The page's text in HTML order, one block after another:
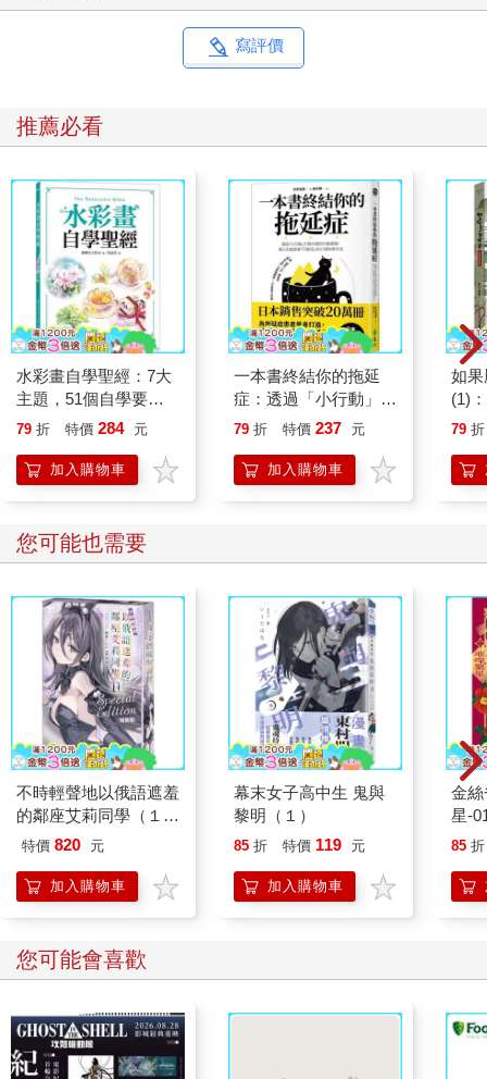
寫評價
推薦必看
水彩畫自學聖經：7大
主題，51個自學要
點，一本最全面的水彩
79 折 特價 284 元
加入購物車
一本書終結你的拖延
症：透過「小行動」打
開大腦的行動開關，懶
的37個科學方法
79 折 特價 237 元
加入購物車
如
(1)
漫
79 折
您可能也需要
不時輕聲地以俄語遮羞
的鄰座艾莉同學（１
１）【特裝版】
特價 820 元
加入購物車
幕末女子高中生 鬼與
黎明（１）
85 折 特價 119 元
加入購物車
金
星-
85 折
您可能會喜歡